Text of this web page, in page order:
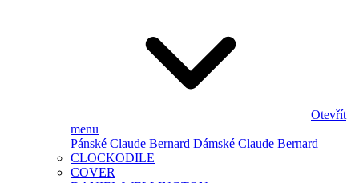
Otevřít
menu
Pánské Claude Bernard Dámské Claude Bernard
CLOCKODILE
COVER